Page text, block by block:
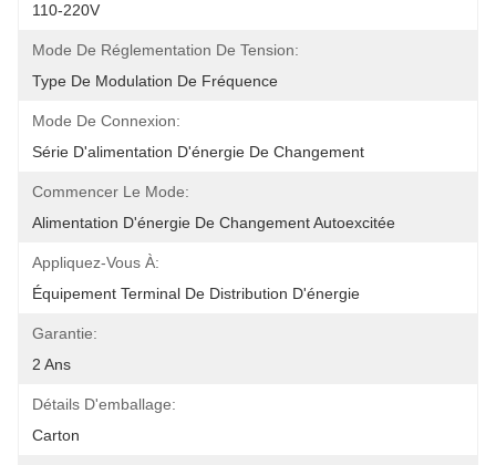
110-220V
Mode De Réglementation De Tension:
Type De Modulation De Fréquence
Mode De Connexion:
Série D'alimentation D'énergie De Changement
Commencer Le Mode:
Alimentation D'énergie De Changement Autoexcitée
Appliquez-Vous À:
Équipement Terminal De Distribution D'énergie
Garantie:
2 Ans
Détails D'emballage:
Carton